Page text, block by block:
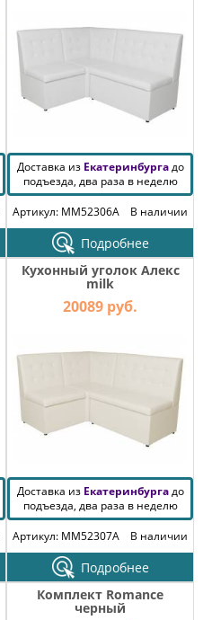
Доставка из Екатеринбургадо
подъезда, два раза в неделю
Артикул: MM52306A
В наличии
Подробнее
Кухонный уголок Алекс
milk
20089 руб.
Доставка из Екатеринбургадо
подъезда, два раза в неделю
Артикул: MM52307A
В наличии
Подробнее
Комплект Romance
черный